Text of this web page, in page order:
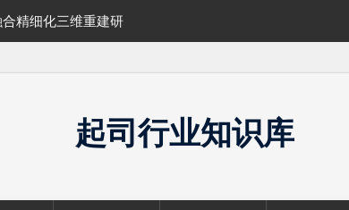
精细化三维重建研
起司行业知识库